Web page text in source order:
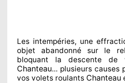
Les intempéries, une
objet abandonné sur le
bloquant la descente de
Chanteau... plusieurs causes
vos volets roulants Chanteau